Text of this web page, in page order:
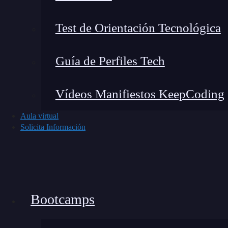
Test de Orientación Tecnológica
Guía de Perfiles Tech
Vídeos Manifiestos KeepCoding
Aula virtual
Solicita Información
Bootcamps
una ventana emergente que contiene
celda contenga diversas opciones